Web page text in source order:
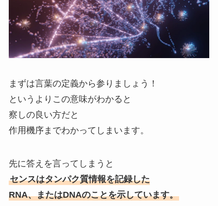
まずは言葉の定義から参りましょう！
というよりこの意味がわかると
察しの良い方だと
作用機序までわかってしまいます。
先に答えを言ってしまうと
センスはタンパク質情報を記録した
RNA、またはDNAのことを示しています。